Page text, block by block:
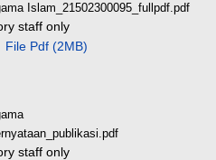
Islam_21502300095_fullpdf.pdf
staff only
File Pdf (2MB)
staff only